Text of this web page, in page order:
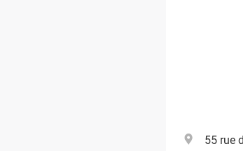
55 rue